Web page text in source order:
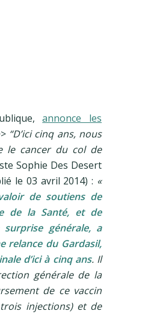
annonce les
“D’ici cinq ans, nous
le cancer du col de
Sophie Des Desert
le 03 avril 2014) : «
de soutiens de
de la Santé, et de
générale, a
relance du Gardasil,
d’ici à cinq ans. Il
générale de la
de ce vaccin
injections) et de